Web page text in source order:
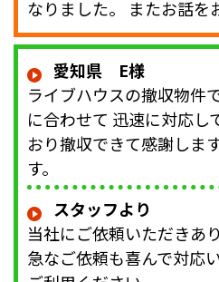
なりました。 またお話を
愛知県 E様
ライブハウスの撤収物件
に合わせて 迅速に対応し
おり撤収できて感謝しま
す。
スタッフより
当社にご依頼いただきあ
急なご依頼も喜んで対応